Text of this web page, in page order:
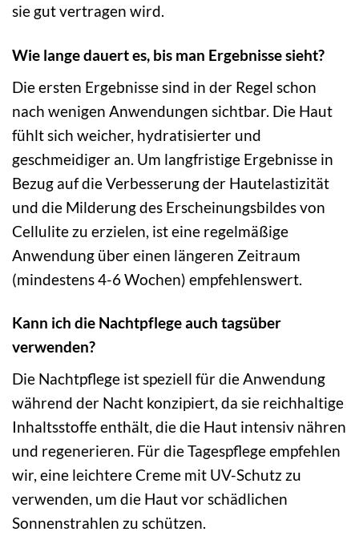
sie gut vertragen wird.
Wie lange dauert es, bis man Ergebnisse sieht?
Die ersten Ergebnisse sind in der Regel schon
nach wenigen Anwendungen sichtbar. Die Haut
fühlt sich weicher, hydratisierter und
geschmeidiger an. Um langfristige Ergebnisse in
Bezug auf die Verbesserung der Hautelastizität
und die Milderung des Erscheinungsbildes von
Cellulite zu erzielen, ist eine regelmäßige
Anwendung über einen längeren Zeitraum
(mindestens 4-6 Wochen) empfehlenswert.
Kann ich die Nachtpflege auch tagsüber
verwenden?
Die Nachtpflege ist speziell für die Anwendung
während der Nacht konzipiert, da sie reichhaltige
Inhaltsstoffe enthält, die die Haut intensiv nähren
und regenerieren. Für die Tagespflege empfehlen
wir, eine leichtere Creme mit UV-Schutz zu
verwenden, um die Haut vor schädlichen
Sonnenstrahlen zu schützen.